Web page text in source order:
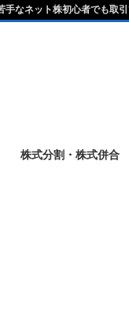
株式分割・株式併合
なネット株初心者でも取